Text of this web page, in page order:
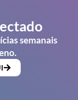
semanais